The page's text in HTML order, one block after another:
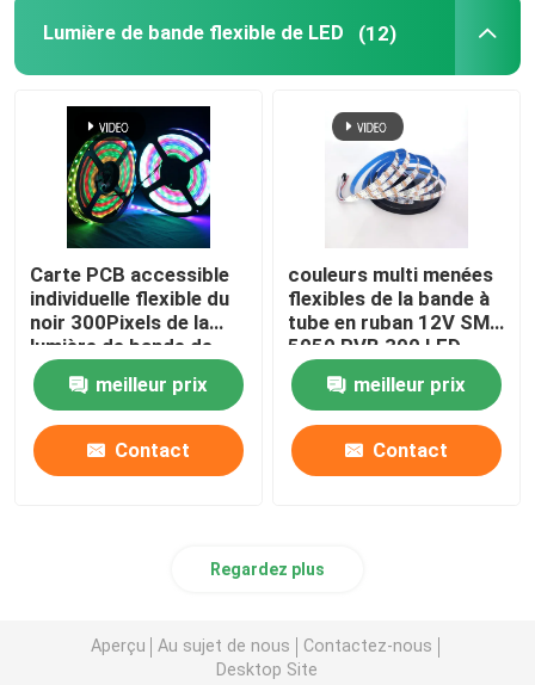
Lumière de bande flexible de LED (12)
Carte PCB accessible
individuelle flexible du
noir 300Pixels de la
lumière de bande de
WS2812B LED RVB
5050SMD 16.4FT
60Pixels/M polychrome
meilleur prix
Contact
couleurs multi menées
flexibles de la bande à
tube en ruban 12V SMD
5050 RVB 300 LED
meilleur prix
Contact
Regardez plus
Aperçu Au sujet de nous
Contactez-nous
Desktop Site